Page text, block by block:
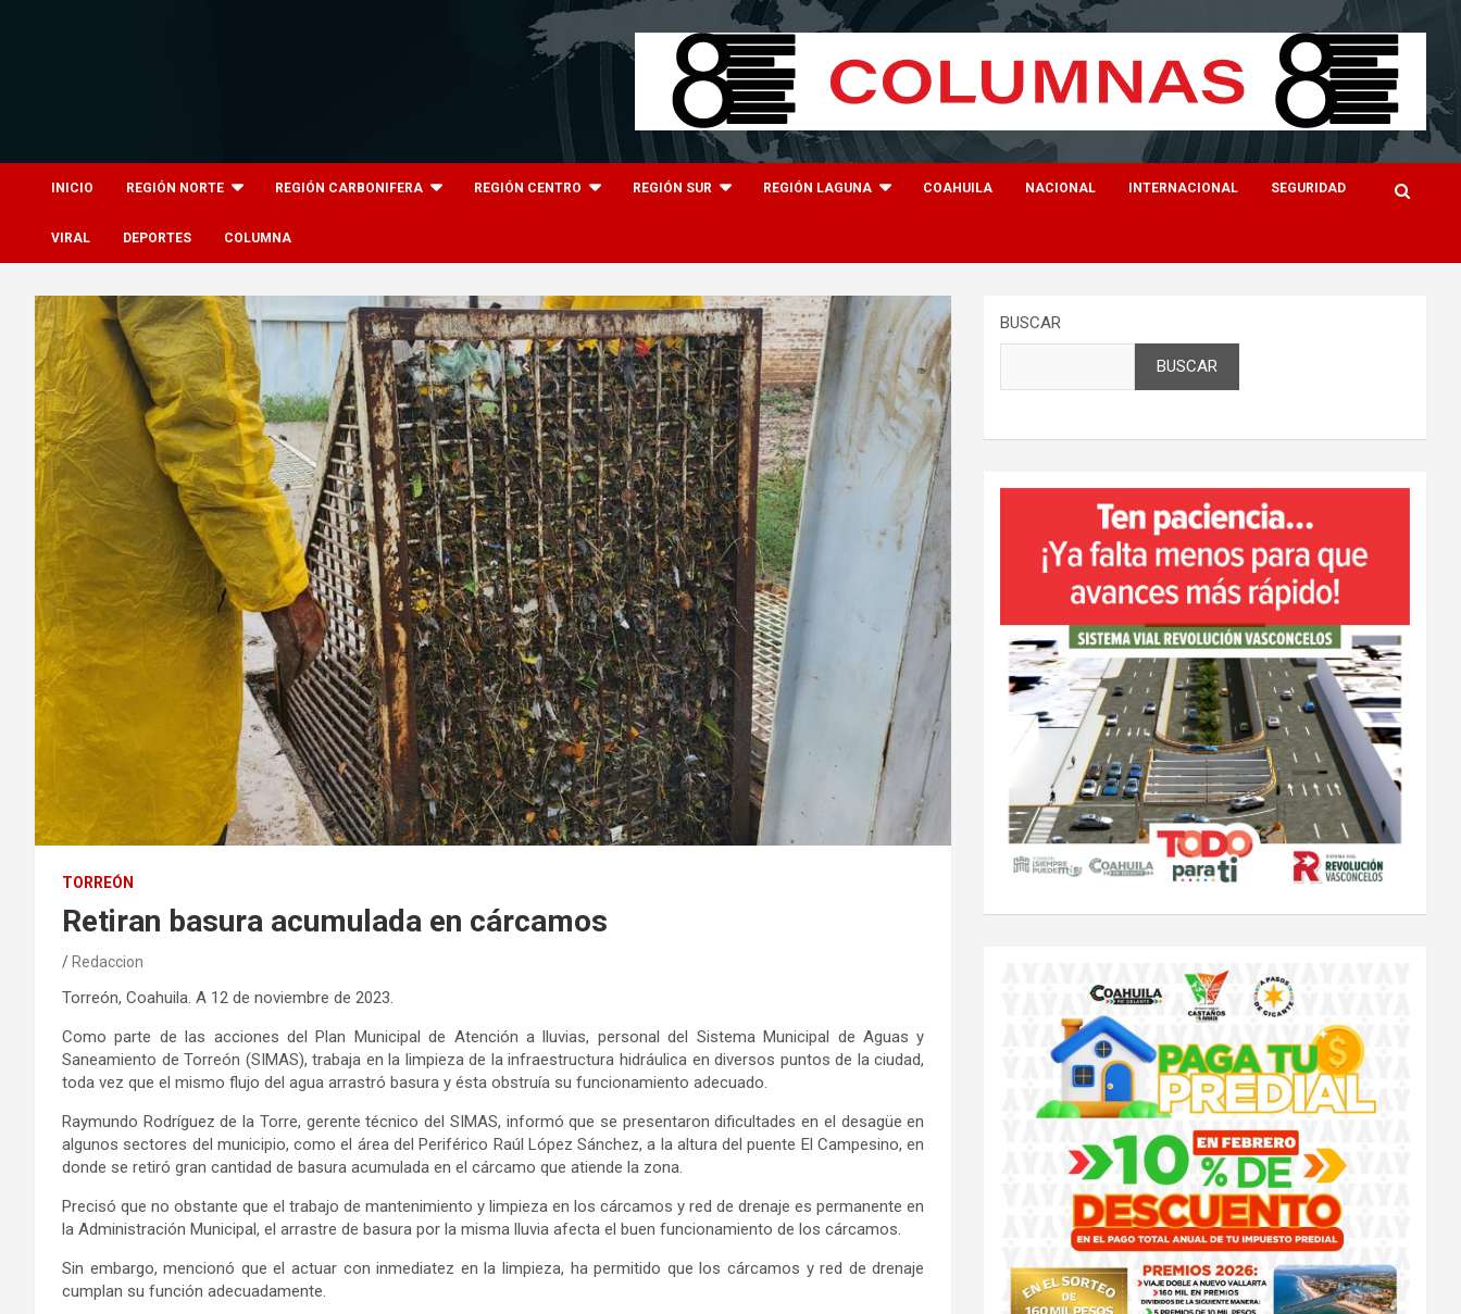
INICIO REGIÓN NORTE REGIÓN CARBONIFERA REGIÓN CENTRO REGIÓN SUR REGIÓN LAGUNA COAHUILA NACIONAL INTERNACIONAL SEGURIDAD
VIRAL DEPORTES COLUMNA
TORREÓN
Retiran basura acumulada en cárcamos
Redaccion
Torreón, Coahuila. A 12 de noviembre de 2023.
Como parte de las acciones del Plan Municipal de Atención a lluvias, personal del Sistema Municipal de Aguas y
Saneamiento de Torreón (SIMAS), trabaja en la limpieza de la infraestructura hidráulica en diversos puntos de la ciudad,
toda vez que el mismo flujo del agua arrastró basura y ésta obstruía su funcionamiento adecuado.
Raymundo Rodríguez de la Torre, gerente técnico del SIMAS, informó que se presentaron dificultades en el desagüe en
algunos sectores del municipio, como el área del Periférico Raúl López Sánchez, a la altura del puente El Campesino, en
donde se retiró gran cantidad de basura acumulada en el cárcamo que atiende la zona.
Precisó que no obstante que el trabajo de mantenimiento y limpieza en los cárcamos y red de drenaje es permanente en
la Administración Municipal, el arrastre de basura por la misma lluvia afecta el buen funcionamiento de los cárcamos.
Sin embargo, mencionó que el actuar con inmediatez en la limpieza, ha permitido que los cárcamos y red de drenaje
cumplan su función adecuadamente.
BUSCAR
BUSCAR